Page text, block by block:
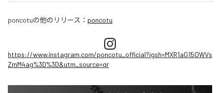
poncotuの他のリリース： poncotu
https://www.instagram.com/poncotu_official?igsh=MXR1aG15OWVs
ZmM4ag%3D%3D&utm_source=qr